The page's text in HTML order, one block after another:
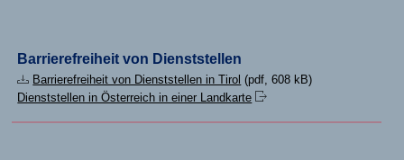
Barrierefreiheit von Dienststellen
Barrierefreiheit von Dienststellen in Tirol (pdf, 608 kB)
Dienststellen in Österreich in einer Landkarte